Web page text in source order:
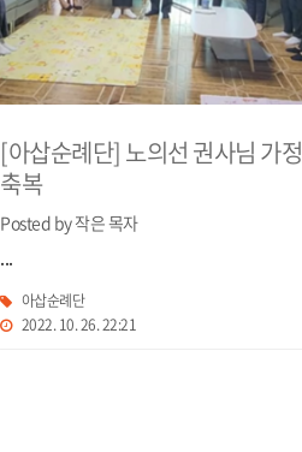
[아삽순례단] 노의선 권사님 가정
축복
Posted by 작은 목자
...
아삽순례단
2022. 10. 26. 22:21